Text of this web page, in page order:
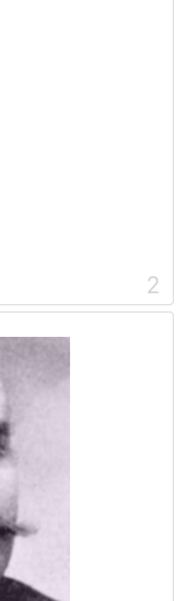
2